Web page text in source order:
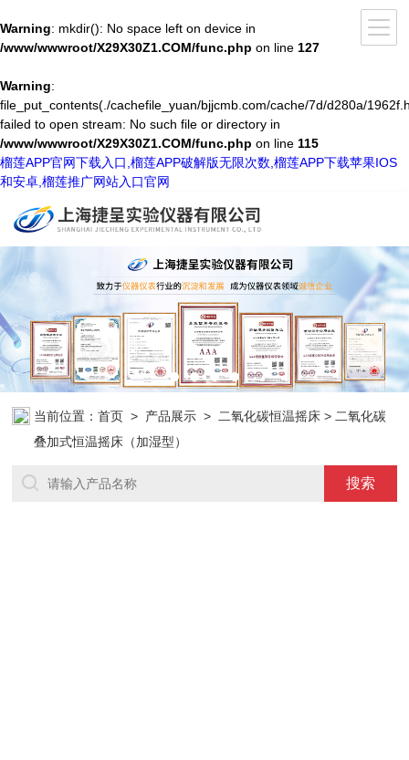
Warning: mkdir(): No space left on device in
/www/wwwroot/X29X30Z1.COM/func.php on line 127
Warning:
file_put_contents(./cachefile_yuan/bjjcmb.com/cache/7d/d280a/
failed to open stream: No such file or directory in
/www/wwwroot/X29X30Z1.COM/func.php on line 115
榴莲APP官网下载入口,榴莲APP破解版无限次数,榴莲APP下载苹果IOS
和安卓,榴莲推广网站入口官网
当前位置：首页 > 产品展示 > 二氧化碳恒温摇床 > 二氧化碳
叠加式恒温摇床（加湿型）